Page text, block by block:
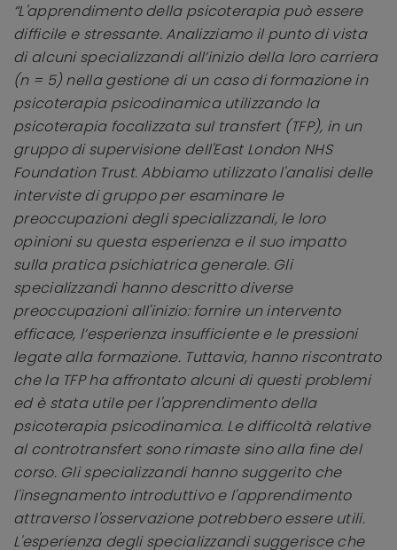
“L'apprendimento della psicoterapia può essere
difficile e stressante. Analizziamo il punto di vista
di alcuni specializzandi all’inizio della loro carriera
(n = 5) nella gestione di un caso di formazione in
psicoterapia psicodinamica utilizzando la
psicoterapia focalizzata sul transfert (TFP), in un
gruppo di supervisione dell'East London NHS
Foundation Trust. Abbiamo utilizzato l'analisi delle
interviste di gruppo per esaminare le
preoccupazioni degli specializzandi, le loro
opinioni su questa esperienza e il suo impatto
sulla pratica psichiatrica generale. Gli
specializzandi hanno descritto diverse
preoccupazioni all'inizio: fornire un intervento
efficace, l’esperienza insufficiente e le pressioni
legate alla formazione. Tuttavia, hanno riscontrato
che la TFP ha affrontato alcuni di questi problemi
ed è stata utile per l'apprendimento della
psicoterapia psicodinamica. Le difficoltà relative
al controtransfert sono rimaste sino alla fine del
corso. Gli specializzandi hanno suggerito che
l'insegnamento introduttivo e l'apprendimento
attraverso l'osservazione potrebbero essere utili.
L'esperienza degli specializzandi suggerisce che